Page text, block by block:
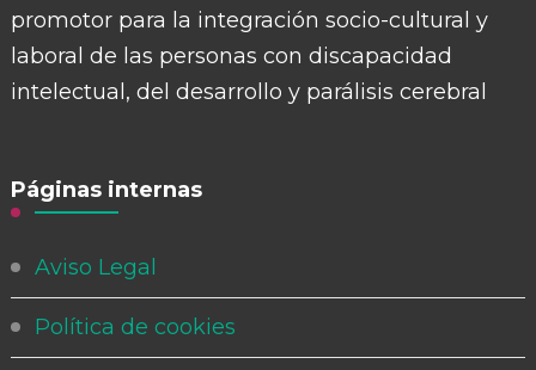
promotor para la integración socio-cultural y
laboral de las personas con discapacidad
intelectual, del desarrollo y parálisis cerebral
Páginas internas
Aviso Legal
Política de cookies